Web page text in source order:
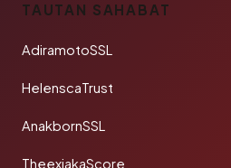
TAUTAN SAHABAT
AdiramotoSSL
HelenscaTrust
AnakbornSSL
TheexjakaScore